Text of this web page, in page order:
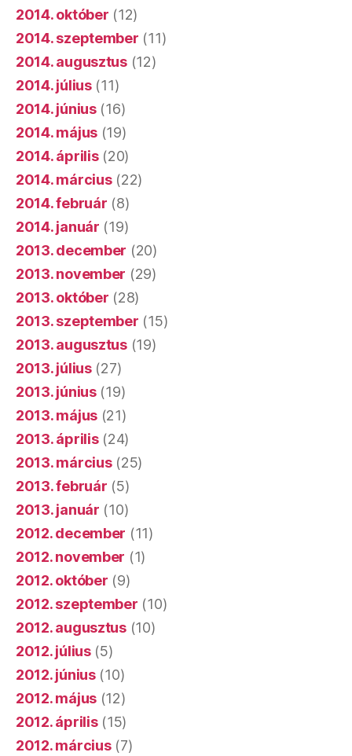
2014. október (12)
2014. szeptember (11)
2014. augusztus(12)
2014. július(11)
2014. június(16)
2014. május (19)
2014. április(20)
2014. március(22)
2014. február (8)
2014. január (19)
2013. december (20)
2013. november (29)
2013. október (28)
2013. szeptember (15)
2013. augusztus(19)
2013. július(27)
2013. június(19)
2013. május (21)
2013. április(24)
2013. március(25)
2013. február (5)
2013. január (10)
2012. december (11)
2012. november (1)
2012. október (9)
2012. szeptember (10)
2012. augusztus(10)
2012. július(5)
2012. június(10)
2012. május (12)
2012. április(15)
2012. március(7)